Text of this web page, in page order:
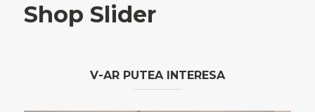
Shop Slider
V-AR PUTEA INTERESA